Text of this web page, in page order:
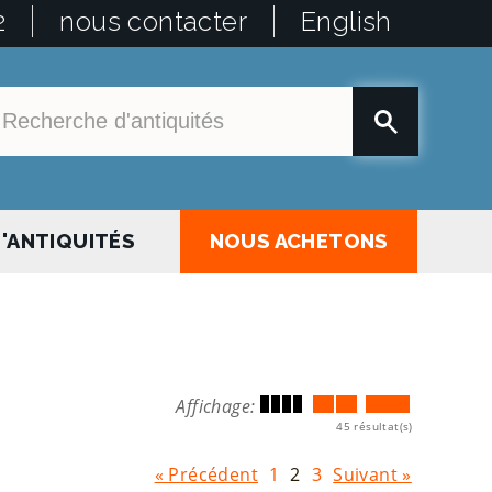
nous contacter English
NOUS ACHETONS
Affichage:
45 résultat(s)
« Précédent 1 2 3 Suivant »